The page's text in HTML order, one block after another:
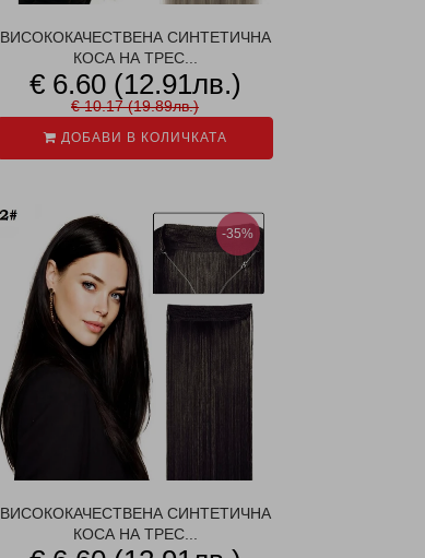
ВИСОКОКАЧЕСТВЕНА СИНТЕТИЧНА
КОСА НА ТРЕС...
€ 6.60 (12.91лв.)
€ 10.17 (19.89лв.)
ДОБАВИ В КОЛИЧКАТА
-35%
ВИСОКОКАЧЕСТВЕНА СИНТЕТИЧНА
КОСА НА ТРЕС...